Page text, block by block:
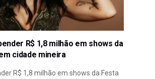
R$ 1,8 milhão em shows da
cidade mineira
R$ 1,8 milhão em shows da Festa